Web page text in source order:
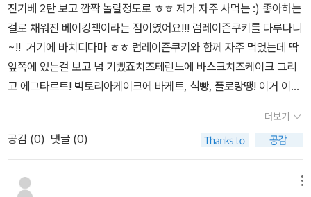
픈 레시피예요#결스콘한번 맛보면 손을 멈출수 없다는....마성의 결
스콘특히 응용편에 나와있는 마늘버터 결스콘은 꼭 만들어보세요 꼭
이요......!!다시 봐도 침고여요 식사대용으로도 좋구 마늘버터가 짱맛
있어요~#카늘레요즘 인기몰이중인 디저트중 하나가 카늘레 아니겠
습니꽈?제대로 먹어본적도 없었는데도.......레시피를 보는 순간 확 꽂
겉바속초라는게 이런 맛이구나...카늘레베이킹책도 따로 찾아 읽어
보기도 했었는데 초보인 저에게는 가장 편하게 다가온 레시피여서 정
말 책대로 차근차근 따라 만들었더니 성공할수 있었고요기본맛과 홍
차 카늘레 둘다 넘 맛있어서..정말 감동하며 먹었어요#피낭시에카페
진기베 2탄 보고 깜짝 놀랄정도로 ㅎㅎ 제가 자주 사먹는 :) 좋아하는
걸로 채워진 베이킹책이라는 점이였어요!!! 럼레이즌쿠키를 다루다니
~!! 거기에 바치디다마 ㅎㅎ 럼레이즌쿠키와 함께 자주 먹었는데 딱
앞쪽에 있는걸 보고 넘 기뻤죠치즈테린느에 바스크치즈케이크 그리
고 에그타르트! 빅토리아케이크에 바케트, 식빵, 플로랑땡! 이거 이거
요. 레팩 스타일답게 예쁜 사진과 또 과정사진이 들어가 있어서 도장
깨기 정말 제대로 할 수 있는 알찬 진기베예요~~!! 강추!
더보기
공감 (0) 댓글 (0)